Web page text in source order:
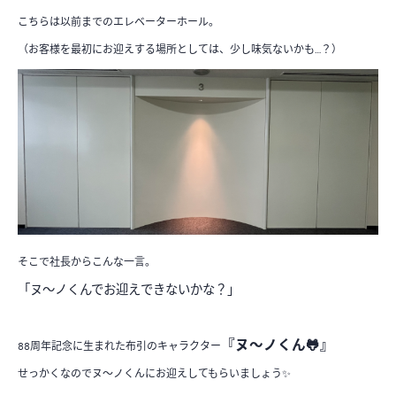
こちらは以前までのエレベーターホール。
（お客様を最初にお迎えする場所としては、少し味気ないかも…？）
そこで社長からこんな一言。
「ヌ～ノくんでお迎えできないかな？」
88周年記念に生まれた布引のキャラクター 『ヌ～ノくん🐸』
せっかくなのでヌ～ノくんにお迎えしてもらいましょう✨